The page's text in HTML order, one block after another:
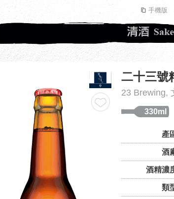
手機版
二十三號
23 Brewing,
330ml
產
酒
酒精濃
類